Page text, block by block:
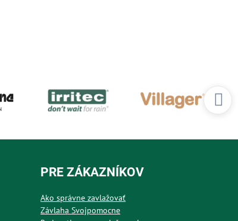
PRE ZÁKAZNÍKOV
Ako správne zavlažovať
Závlaha Svojpomocne